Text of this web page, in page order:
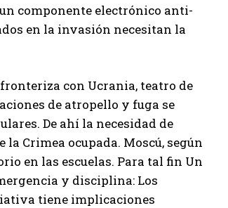
componente electrónico anti-
en la invasión necesitan la
fronteriza con Ucrania, teatro de
de atropello y fuga se
De ahí la necesidad de
la Crimea ocupada. Moscú, según
en las escuelas. Para tal fin Un
y disciplina: Los
tiene implicaciones